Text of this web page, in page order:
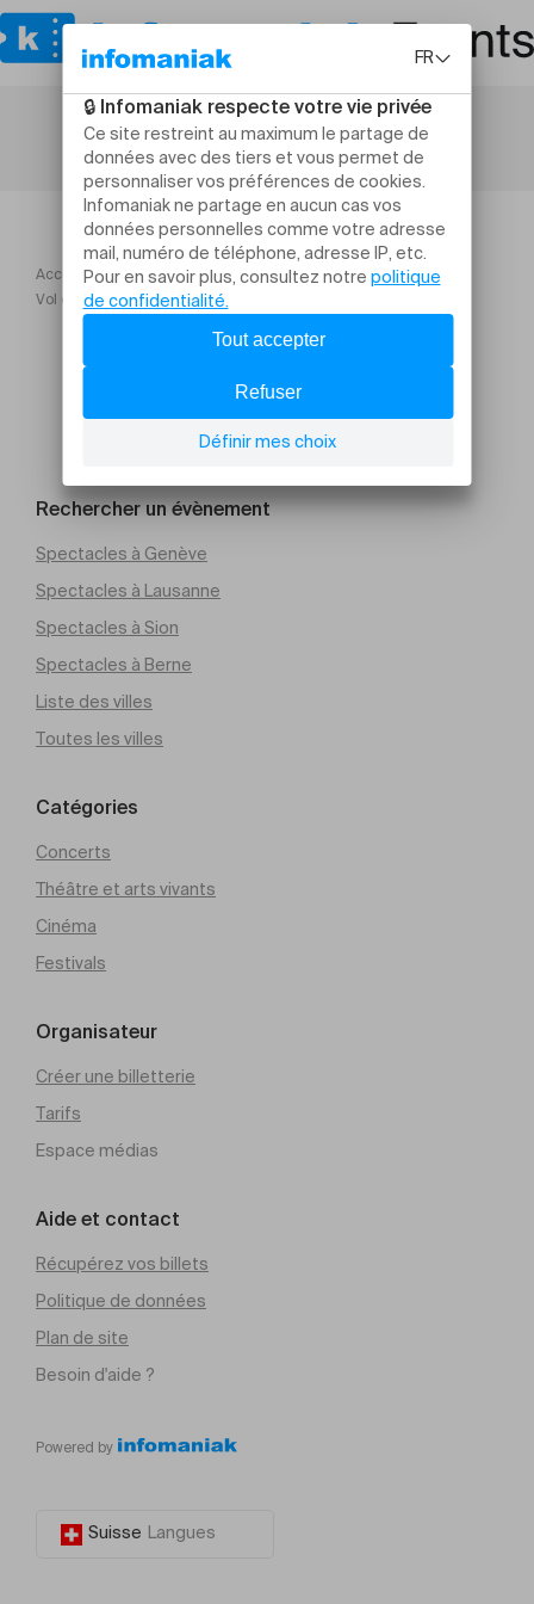
Accueil
Théâtre et arts vivants
Vol d'usage Compagnie Quotidienne
Rechercher un évènement
Spectacles à Genève
Spectacles à Lausanne
Spectacles à Sion
Spectacles à Berne
Liste des villes
Toutes les villes
Catégories
Concerts
Théâtre et arts vivants
Cinéma
Festivals
Organisateur
Créer une billetterie
Tarifs
Espace médias
Aide et contact
Récupérez vos billets
Politique de données
Plan de site
Besoin d'aide ?
Powered by
Suisse Langues